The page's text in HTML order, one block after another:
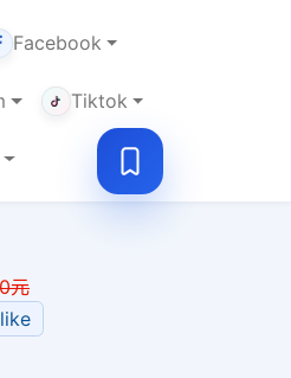
Facebook
Tiktok
元